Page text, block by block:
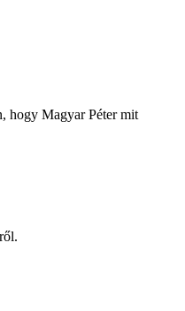
hogy Magyar Péter mit